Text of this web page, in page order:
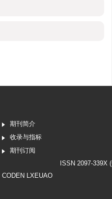
期刊简介
收录与指标
期刊订阅
ISSN 2097-339X
CODEN LXEUAO